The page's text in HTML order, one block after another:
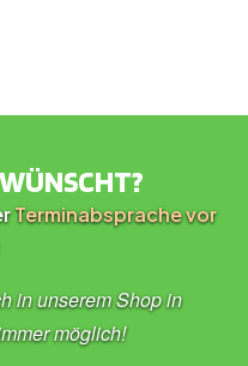
Terminabsprache vor
in unserem Shop in
möglich!